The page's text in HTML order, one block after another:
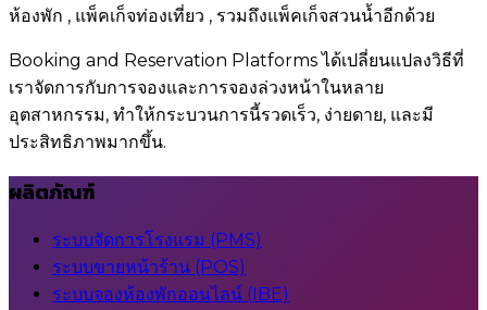
ห้องพัก , แพ็คเก็จท่องเที่ยว , รวมถึงแพ็คเก็จสวนน้ำอีกด้วย
Booking and Reservation Platforms ได้เปลี่ยนแปลงวิธีที่
เราจัดการกับการจองและการจองล่วงหน้าในหลาย
อุตสาหกรรม, ทำให้กระบวนการนี้รวดเร็ว, ง่ายดาย, และมี
ประสิทธิภาพมากขึ้น.
ผลิตภัณฑ์
ระบบจัดการโรงแรม (PMS)
ระบบขายหน้าร้าน (POS)
ระบบจองห้องพักออนไลน์ (IBE)